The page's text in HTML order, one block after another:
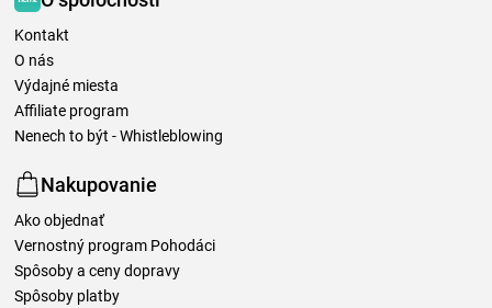
Kontakt
O nás
Výdajné miesta
Affiliate program
Nenech to být - Whistleblowing
Nakupovanie
Ako objednať
Vernostný program Pohodáci
Spôsoby a ceny dopravy
Spôsoby platby